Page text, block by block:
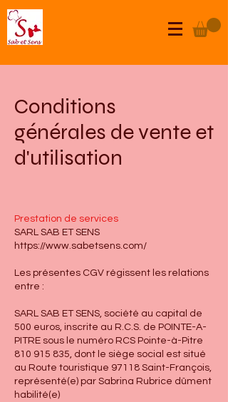
Conditions
générales de vente et
d'utilisation
Prestation de services
SARL SAB ET SENS
https://www.sabetsens.com/
Les présentes CGV régissent les relations
entre :
SARL SAB ET SENS, société au capital de
500 euros, inscrite au R.C.S. de POINTE-A-
PITRE sous le numéro RCS Pointe-à-Pitre
810 915 835 , dont le siège social est situé
au Route touristique 97118 Saint-François,
représenté(e) par Sabrina Rubrice dûment
habilité(e)